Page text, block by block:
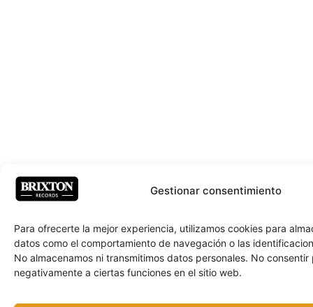
Gestionar consentimiento
Para ofrecerte la mejor experiencia, utilizamos cookies para
datos como el comportamiento de navegación o las
No almacenamos ni transmitimos datos personales. No
negativamente a ciertas funciones en el sitio web.